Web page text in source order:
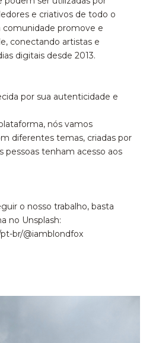
e criativos de todo o
comunidade promove e
conectando artistas e
digitais desde 2013.
por sua autenticidade e
nós vamos
diferentes temas, criadas por
pessoas tenham acesso aos
o nosso trabalho, basta
no Unsplash:
br/@iamblondfox